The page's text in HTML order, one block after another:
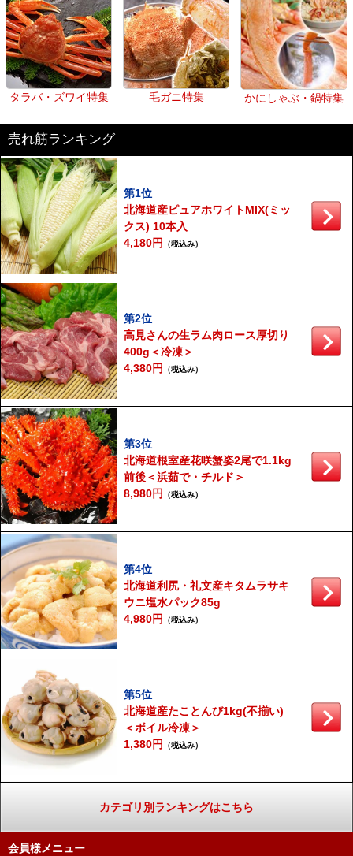
タラバ・ズワイ特集 毛ガニ特集 かにしゃぶ・鍋特集
売れ筋ランキング
第1位
北海道産ピュアホワイトMIX(ミッ
クス) 10本入
4,180円
（税込み）
第2位
高見さんの生ラム肉ロース厚切り
400g＜冷凍＞
4,380円
（税込み）
第3位
北海道根室産花咲蟹姿2尾で1.1kg
前後＜浜茹で・チルド＞
8,980円
（税込み）
第4位
北海道利尻・礼文産キタムラサキ
ウニ塩水パック85g
4,980円
（税込み）
第5位
北海道産たことんび1kg(不揃い)
＜ボイル冷凍＞
1,380円
（税込み）
カテゴリ別ランキングはこちら
会員様メニュー